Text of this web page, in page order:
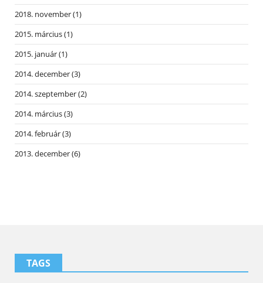
2018. november(1)
2015. március(1)
2015. január(1)
2014. december(3)
2014. szeptember(2)
2014. március(3)
2014. február(3)
2013. december(6)
TAGS